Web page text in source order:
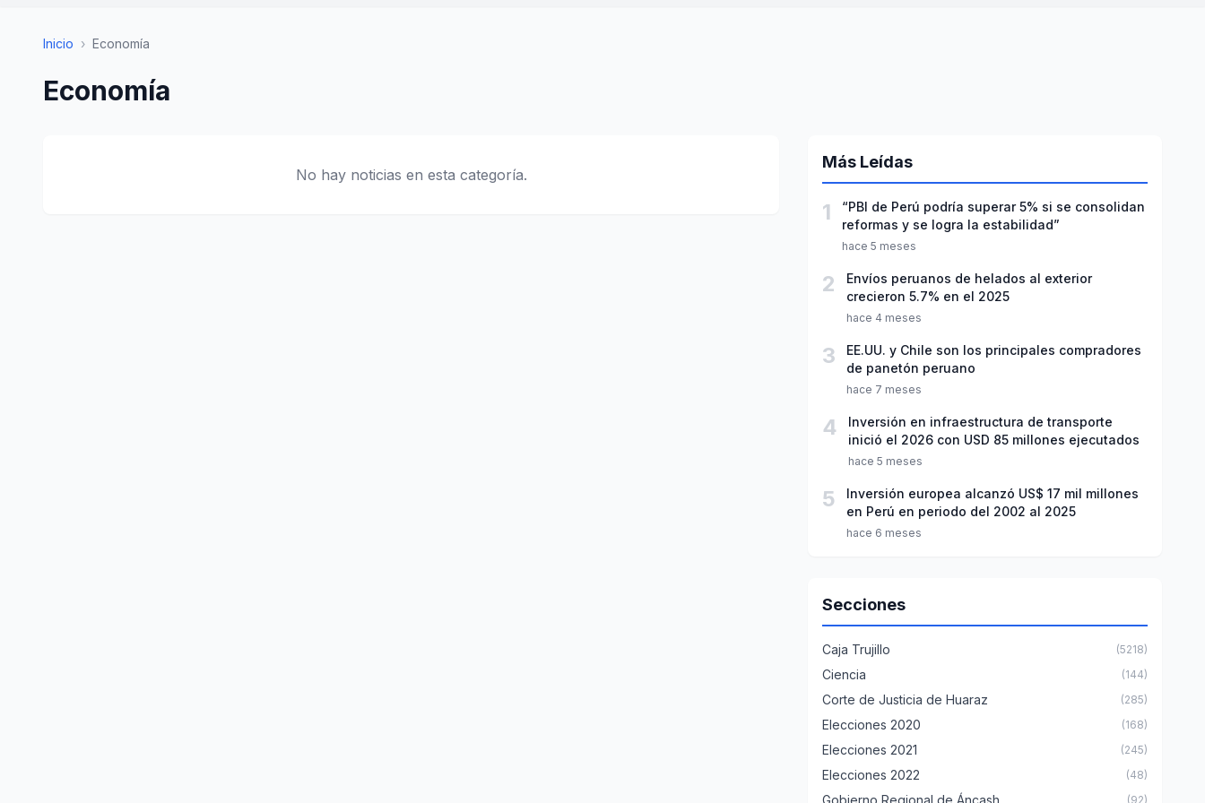
Inicio › Economía
Economía
No hay noticias en esta categoría.
Más Leídas
1
“PBI de Perú podría superar 5% si se consolidan
reformas y se logra la estabilidad”
hace 5 meses
2
Envíos peruanos de helados al exterior
crecieron 5.7% en el 2025
hace 4 meses
3
EE.UU. y Chile son los principales compradores
de panetón peruano
hace 7 meses
4
Inversión en infraestructura de transporte
inició el 2026 con USD 85 millones ejecutados
hace 5 meses
5
Inversión europea alcanzó US$ 17 mil millones
en Perú en periodo del 2002 al 2025
hace 6 meses
Secciones
Caja Trujillo (5218)
Ciencia (144)
Corte de Justicia de Huaraz (285)
Elecciones 2020 (168)
Elecciones 2021 (245)
Elecciones 2022 (48)
Gobierno Regional de Áncash (92)